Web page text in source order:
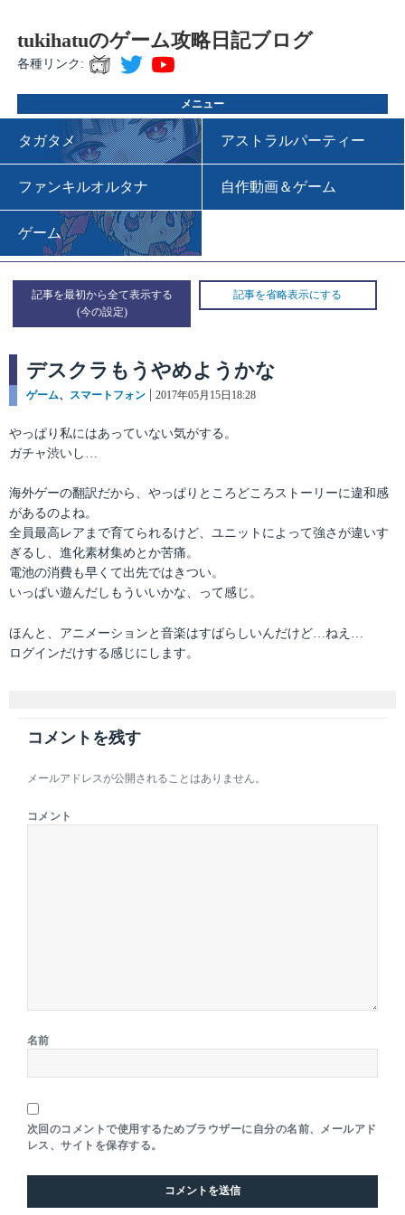
tukihatuのゲーム攻略日記ブログ
各種リンク:
メニュー
タガタメ アストラルパーティー
ファンキルオルタナ 自作動画＆ゲーム
ゲーム
記事を最初から全て表示する 記事を省略表示にする
デスクラもうやめようかな
カ
ゴ
リ
ゲーム、 スマートフォン
投
日:
2017年05月15日18:28
やっぱり私にはあっていない気がする。
ガチャ渋いし…
海外ゲーの翻訳だから、やっぱりところどころストーリーに違和感
があるのよね。
全員最高レアまで育てられるけど、ユニットによって強さが違いす
ぎるし、進化素材集めとか苦痛。
電池の消費も早くて出先ではきつい。
いっぱい遊んだしもういいかな、って感じ。
ほんと、アニメーションと音楽はすばらしいんだけど…ねえ…
ログインだけする感じにします。
コメントを残す
メールアドレスが公開されることはありません。
コメント
名前
次回のコメントで使用するためブラウザーに自分の名前、メールアド
レス、サイトを保存する。